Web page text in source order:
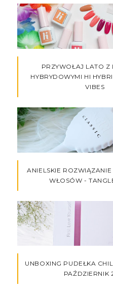
PRZYWOŁAJ LATO Z
HYBRYDOWYMI HI
VIBES
ANIELSKIE
WŁOSÓW -
UNBOXING PUDEŁKA
PAŹDZIERNIK